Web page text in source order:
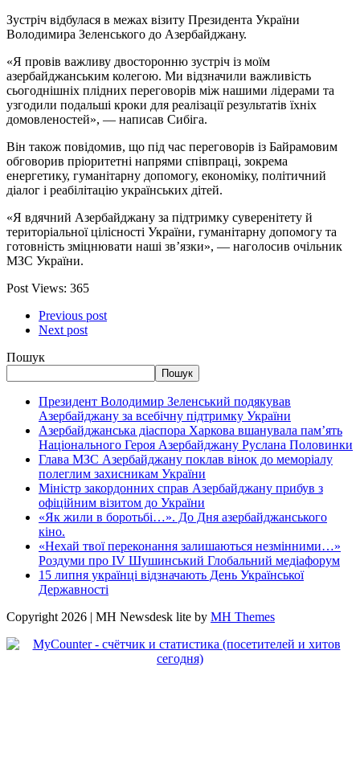
Зустріч відбулася в межах візиту Президента України
Володимира Зеленського до Азербайджану.
«Я провів важливу двосторонню зустріч із моїм
азербайджанським колегою. Ми відзначили важливість
сьогоднішніх плідних переговорів між нашими лідерами та
узгодили подальші кроки для реалізації результатів їхніх
домовленостей», — написав Сибіга.
Він також повідомив, що під час переговорів із Байрамовим
обговорив пріоритетні напрями співпраці, зокрема
енергетику, гуманітарну допомогу, економіку, політичний
діалог і реабілітацію українських дітей.
«Я вдячний Азербайджану за підтримку суверенітету й
територіальної цілісності України, гуманітарну допомогу та
готовність зміцнювати наші зв’язки», — наголосив очільник
МЗС України.
Post Views: 365
Previous post
Next post
Пошук
Пошук
Президент Володимир Зеленський подякував
Азербайджану за всебічну підтримку України
Азербайджанська діаспора Харкова вшанувала пам’ять
Національного Героя Азербайджану Руслана Половинки
Глава МЗС Азербайджану поклав вінок до меморіалу
полеглим захисникам України
Міністр закордонних справ Азербайджану прибув з
офіційним візитом до України
«Як жили в боротьбі…». До Дня азербайджанського
кіно.
«Нехай твої переконання залишаються незмінними…»
Роздуми про IV Шушинський Глобальний медіафорум
15 липня українці відзначають День Української
Державності
Copyright 2026 | MH Newsdesk lite by MH Themes